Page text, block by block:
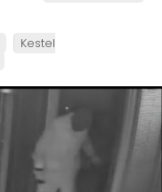
Kestel